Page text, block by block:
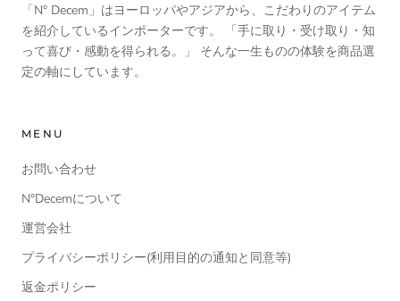
「N° Decem」はヨーロッパやアジアから、こだわりのアイテム
を紹介しているインポーターです。 「手に取り・受け取り・知
って喜び・感動を得られる。」 そんな一生ものの体験を商品選
定の軸にしています。
MENU
お問い合わせ
N°Decemについて
運営会社
プライバシーポリシー(利用目的の通知と同意等)
返金ポリシー